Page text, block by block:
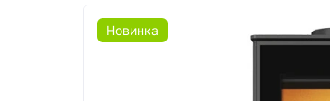
Новинка